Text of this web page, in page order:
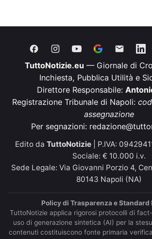
TuttoNotizie.eu — Giornale di
Inchiesta, Pubblica Utilità e
Direttore Responsabile:
Registrazione Tribunale di Napoli:
assegnazione
Per segnazioni:
Edito da TuttoNotizie
| P.IVA:
Sociale: € 10.000 i.v.
Sede Legale: Via Giovanni Porzio 4,
80143 Napoli (NA)
Policy di Trasparenza e Standard
TuttoNotizie applica rigorosi protocolli di
uso di generazione sintetica (AI) per la
contenuti costituiscono fonte primaria